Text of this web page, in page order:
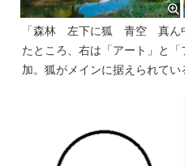
「森林 左下に狐 青空 真ん
たところ、右は「アート」と
加。狐がメインに据えられてい